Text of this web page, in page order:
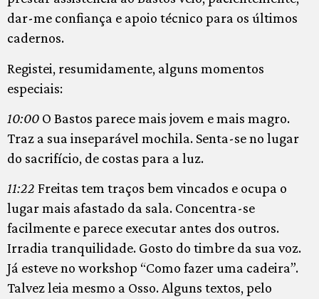
dar-me confiança e apoio técnico para os últimos
cadernos.
Registei, resumidamente, alguns momentos
especiais:
10:00 O Bastos parece mais jovem e mais magro.
Traz a sua inseparável mochila. Senta-se no lugar
do sacrifício, de costas para a luz.
11:22 Freitas tem traços bem vincados e ocupa o
lugar mais afastado da sala. Concentra-se
facilmente e parece executar antes dos outros.
Irradia tranquilidade. Gosto do timbre da sua voz.
Já esteve no workshop “Como fazer uma cadeira”.
Talvez leia mesmo a Osso. Alguns textos, pelo